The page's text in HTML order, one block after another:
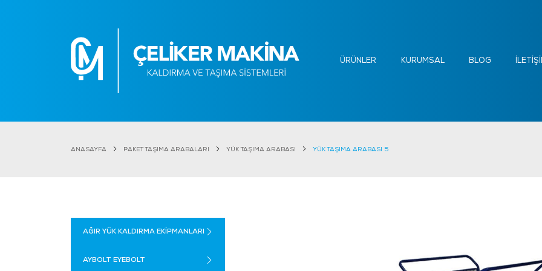
ÜRÜNLER KURUMSAL BLOG
ANASAYFA PAKET TAŞIMA ARABALARI YÜK TAŞIMA ARABASI YÜK TAŞIMA ARABASI 5
AĞIR YÜK KALDIRMA EKİPMANLARI
AYBOLT EYEBOLT